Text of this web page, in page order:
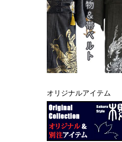
オリジナルアイテム